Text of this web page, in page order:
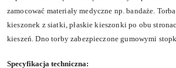
zamocować materiały medyczne np. bandaże.
kieszonek z siatki, płaskie kieszonki po obu
kieszeń. Dno torby zabezpieczone gumowymi
Specyfikacja techniczna: